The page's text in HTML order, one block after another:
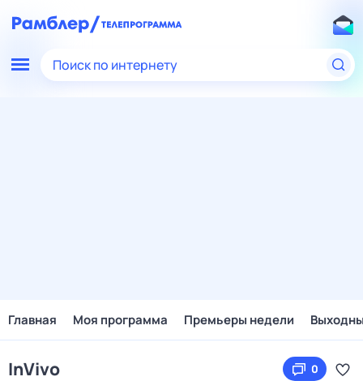
Поиск по интернету
Главная Моя программа Премьеры недели
InVivo 0